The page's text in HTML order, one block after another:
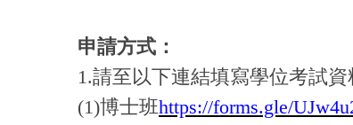
申請方式：
1.請至以下連結填寫學位考試資
(1)博士班https://forms.gle/